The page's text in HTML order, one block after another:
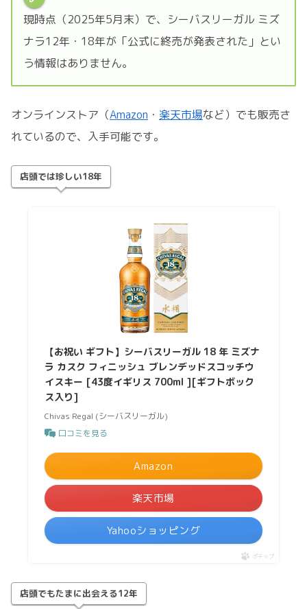
現時点（2025年5月末）で、シーバスリーガル ミズ
ナラ12年・18年が「公式に終売が発表された」とい
う情報はありません。
オンラインストア（Amazon ・ 楽天市場など）でも販売さ
れているので、入手可能です。
店頭では珍しい18年
【お祝い ギフト】シーバスリーガル 18 年 ミズナ
ラ カスク フィニッシュ ブレンデッドスコッチウ
イスキー [43度イギリス 700ml ][ギフトボック
ス入り]
Chivas Regal (シーバスリーガル)
口コミを見る
Amazon
楽天市場
Yahooショッピング
ポチップ
店頭でもたまに出会える12年